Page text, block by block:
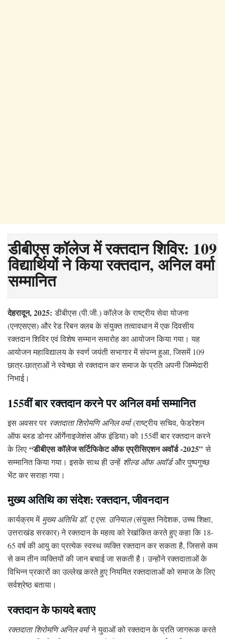
डीबीएस कॉलेज में रक्तदान शिविर: 109
विद्यार्थियों ने किया रक्तदान, अनिल वर्मा
सम्मानित
देहरादून, 2025: डीबीएस (पी.जी.) कॉलेज के राष्ट्रीय सेवा योजना
(एनएसएस) और रेड रिबन क्लब के संयुक्त तत्वावधान में एक दिवसीय
रक्तदान शिविर एवं विशेष सम्मान समारोह का आयोजन किया गया। यह
आयोजन महाविद्यालय के स्वर्ण जयंती सभागार में संपन्न हुआ, जिसमें 109
छात्र-छात्राओं ने स्वेच्छा से रक्तदान कर समाज के प्रति अपनी जिम्मेदारी
निभाई।
155वीं बार रक्तदान करने पर अनिल वर्मा सम्मानित
इस अवसर पर रक्तदाता शिरोमणि अनिल वर्मा(राष्ट्रीय सचिव, फेडरेशन
ऑफ ब्लड डोनर ऑर्गेनाइजेशंस ऑफ इंडिया) को 155वीं बार रक्तदान करने
के लिए “डीबीएस कॉलेज सर्टिफिकेट ऑफ एप्रीसिएशन अवॉर्ड -2025”से
सम्मानित किया गया। इसके साथ ही उन्हें शील्ड ऑफ अवॉर्डऔर पुष्पगुच्छ
भेंट कर सराहा गया।
मुख्य अतिथि का संदेश: रक्तदान, जीवनदान
कार्यक्रम में मुख्य अतिथि डॉ. ए.एस. उनियाल(संयुक्त निदेशक, उच्च शिक्षा,
उत्तराखंड सरकार) ने रक्तदान के महत्व को रेखांकित करते हुए कहा कि 18-
65 वर्ष की आयु का प्रत्येक स्वस्थ व्यक्ति रक्तदान कर सकता है, जिससे कम
से कम तीन व्यक्तियों की जान बचाई जा सकती है। उन्होंने रक्तदाताओं के
विभिन्न प्रकारों का उल्लेख करते हुए नियमित रक्तदाताओं को समाज के लिए
सर्वश्रेष्ठ बताया।
रक्तदान के फायदे बताए
रक्तदाता शिरोमणि अनिल वर्माने युवाओं को रक्तदान के प्रति जागरूक करते